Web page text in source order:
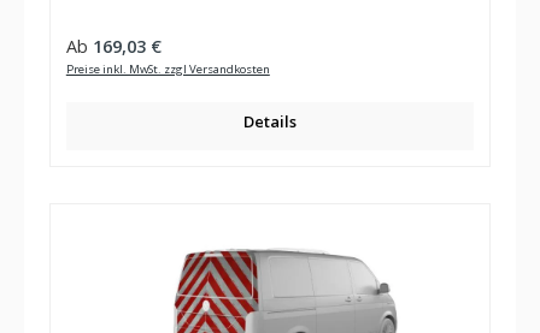
Regulärer Preis:
Ab 169,03 €
Preise inkl. MwSt. zzgl Versandkosten
Details